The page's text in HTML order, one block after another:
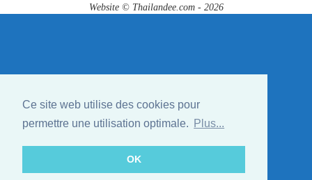
Ce site web utilise des cookies pour
permettre une utilisation optimale.
Plus...
OK
Website © Thailandee.com - 2026